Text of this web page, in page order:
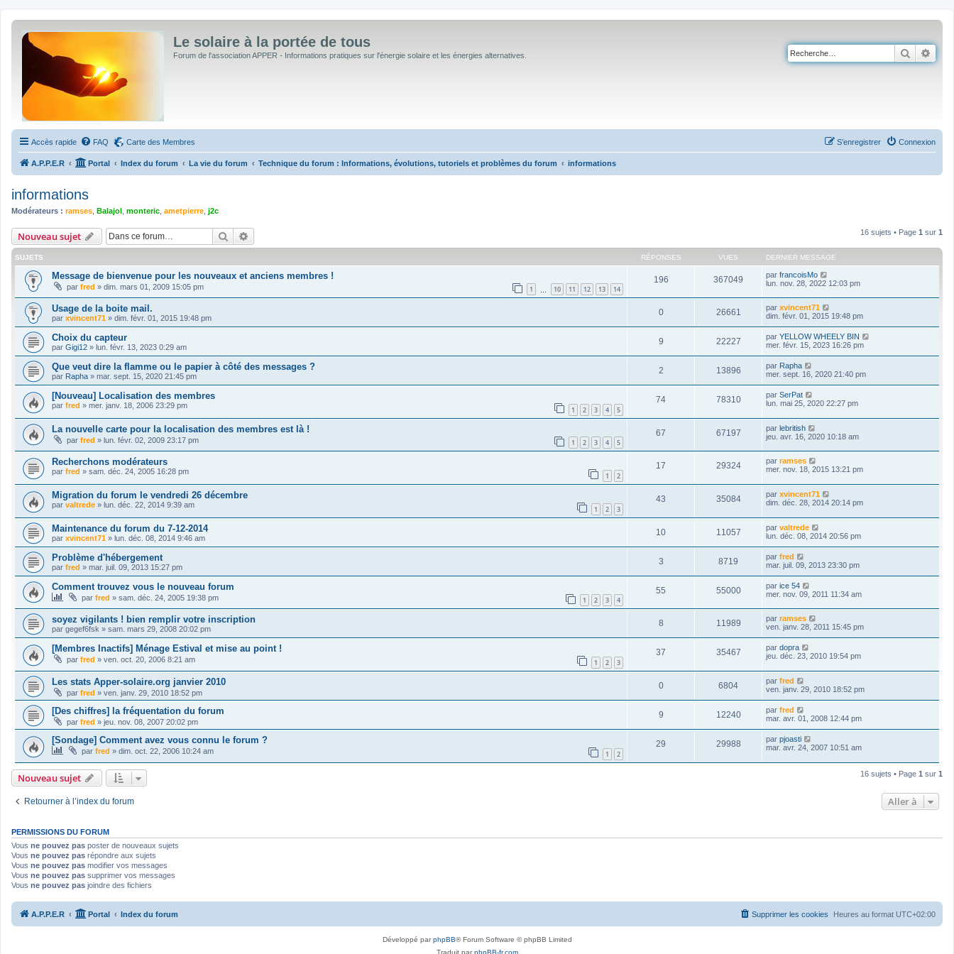
Le solaire à la portée de tous
Forum de l'association APPER - Informations pratiques sur l'énergie solaire et les énergies alternatives.
Accès rapide FAQ Carte des Membres Connexion
S’enregistrer
A.P.P.E.R Portal Index du forum La vie du forum Technique du forum : Informations, évolutions, tutoriels et problèmes du forum informations
informations
Modérateurs : ramses Balajol monteric ametpierre j2c
Nouveau sujet Rechercher 16 sujets • Page 1 sur 1
SUJETS RÉPONSES VUES DERNIER MESSAGE
Message de bienvenue pour les nouveaux et anciens membres !
par fred » dim. mars 01, 2009 15:05 pm 1 10 11 12 13 14
196 367049 par francoisMo
lun. nov. 28, 2022 12:03 pm
Usage de la boite mail.
par xvincent71 » dim. févr. 01, 2015 19:48 pm
0 26661 par xvincent71
dim. févr. 01, 2015 19:48 pm
Choix du capteur
par Gigi12 » lun. févr. 13, 2023 0:29 am
9 22227 par YELLOW WHEELY BIN
mer. févr. 15, 2023 16:26 pm
Que veut dire la flamme ou le papier à côté des messages ?
par Rapha » mar. sept. 15, 2020 21:45 pm
2 13896 par Rapha
mer. sept. 16, 2020 21:40 pm
[Nouveau] Localisation des membres
par fred » mer. janv. 18, 2006 23:29 pm 1 2 3 4 5
74 78310 par SerPat
lun. mai 25, 2020 22:27 pm
La nouvelle carte pour la localisation des membres est là !
par fred » lun. févr. 02, 2009 23:17 pm 1 2 3 4 5
67 67197 par lebritish
jeu. avr. 16, 2020 10:18 am
Recherchons modérateurs
par fred » sam. déc. 24, 2005 16:28 pm 1 2
17 29324 par ramses
mer. nov. 18, 2015 13:21 pm
Migration du forum le vendredi 26 décembre
par valtrede » lun. déc. 22, 2014 9:39 am 1 2 3
43 35084 par xvincent71
dim. déc. 28, 2014 20:14 pm
Maintenance du forum du 7-12-2014
par xvincent71 » lun. déc. 08, 2014 9:46 am
10 11057 par valtrede
lun. déc. 08, 2014 20:56 pm
Problème d'hébergement
par fred » mar. juil. 09, 2013 15:27 pm
3 8719 par fred
mar. juil. 09, 2013 23:30 pm
Comment trouvez vous le nouveau forum
par fred » sam. déc. 24, 2005 19:38 pm 1 2 3 4
55 55000 par ice 54
mer. nov. 09, 2011 11:34 am
soyez vigilants ! bien remplir votre inscription
par gegef6fsk » sam. mars 29, 2008 20:02 pm
8 11989 par ramses
ven. janv. 28, 2011 15:45 pm
[Membres Inactifs] Ménage Estival et mise au point !
par fred » ven. oct. 20, 2006 8:21 am 1 2 3
37 35467 par dopra
jeu. déc. 23, 2010 19:54 pm
Les stats Apper-solaire.org janvier 2010
par fred » ven. janv. 29, 2010 18:52 pm
0 6804 par fred
ven. janv. 29, 2010 18:52 pm
[Des chiffres] la fréquentation du forum
par fred » jeu. nov. 08, 2007 20:02 pm
9 12240 par fred
mar. avr. 01, 2008 12:44 pm
[Sondage] Comment avez vous connu le forum ?
par fred » dim. oct. 22, 2006 10:24 am 1 2
29 29988 par pjoasti
mar. avr. 24, 2007 10:51 am
Nouveau sujet 16 sujets • Page 1 sur 1
Retourner à l’index du forum Aller à
PERMISSIONS DU FORUM
Vous ne pouvez pas poster de nouveaux sujets
Vous ne pouvez pas répondre aux sujets
Vous ne pouvez pas modifier vos messages
Vous ne pouvez pas supprimer vos messages
Vous ne pouvez pas joindre des fichiers
A.P.P.E.R Portal Index du forum Heures au format UTC+02:00
Supprimer les cookies
Développé parphpBB® Forum Software © phpBB Limited
Traduit parphpBB-fr.com